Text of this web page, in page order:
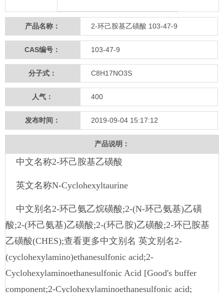
产品名称： 2-环己胺基乙磺酸 103-47-9
CAS编号： 103-47-9
分子式： C8H17NO3S
人气： 400
发布时间： 2019-09-04 15:17:12
产品说明：
中文名称2-环己胺基乙磺酸
英文名称N-Cyclohexyltaurine
中文别名2-环己氨乙烷磺酸;2-(N-环己氨基)乙磺
酸;2-(环己氨基)乙磺酸;2-(环己胺)乙磺酸;2-环已胺基
乙磺酸(CHES);查看更多中文别名 英文别名2-
(cyclohexylamino)ethanesulfonic acid;2-
Cyclohexylaminoethanesulfonic Acid [Good's buffer
component;2-Cyclohexylaminoethanesulfonic acid;